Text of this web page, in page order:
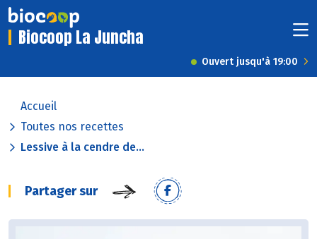
Biocoop La Juncha
Ouvert jusqu'à 19:00
Accueil
Toutes nos recettes
Lessive à la cendre de...
Partager sur